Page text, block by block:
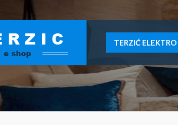
TERZIĆ ELEKTRO